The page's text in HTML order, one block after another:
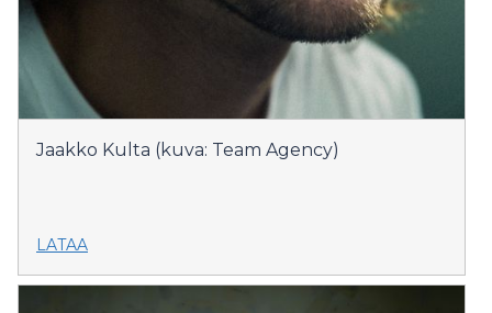
Jaakko Kulta (kuva: Team Agency)
LATAA